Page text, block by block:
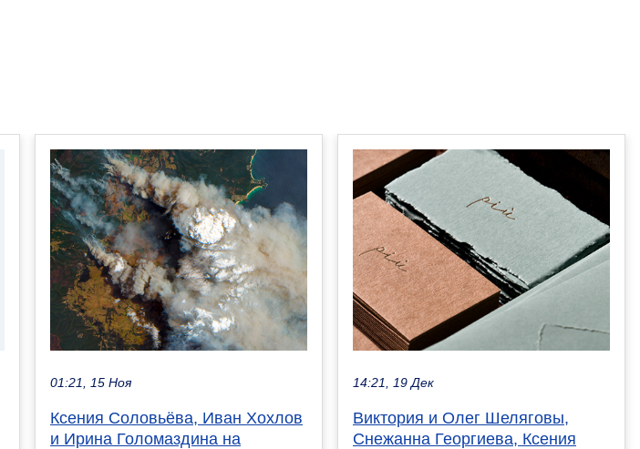
01:21, 15 Ноя
Ксения Соловьёва, Иван Хохлов
и Ирина Голомаздина на
14:21, 19 Дек
Виктория и Олег Шеляговы,
Снежанна Георгиева, Ксения